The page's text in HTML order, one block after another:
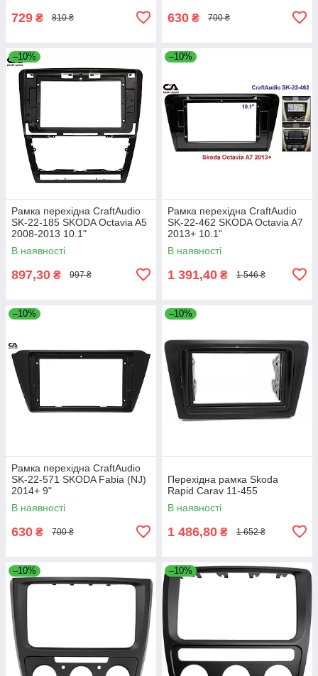
729 ₴ 810 ₴ 630 ₴ 700 ₴
–10%
Рамка перехідна CraftAudio
SK-22-185 SKODA Octavia A5
2008-2013 10.1"
В наявності
897,30 ₴ 997 ₴
–10%
Рамка перехідна CraftAudio
SK-22-462 SKODA Octavia A7
2013+ 10.1"
В наявності
1 391,40 ₴ 1 546 ₴
–10%
Рамка перехідна CraftAudio
SK-22-571 SKODA Fabia (NJ)
2014+ 9"
В наявності
630 ₴ 700 ₴
–10%
Перехідна рамка Skoda
Rapid Carav 11-455
В наявності
1 486,80 ₴ 1 652 ₴
–10% –10%